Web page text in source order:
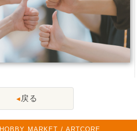
◀ 戻る
HOBBY MARKET / ARTCORE